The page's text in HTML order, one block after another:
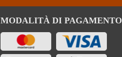
MODALITÀ DI PAGAMENTO